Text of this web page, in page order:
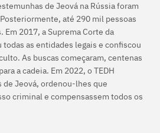
de Jeová na Rússia foram
até 290 mil pessoas
2017, a Suprema Corte da
todas as entidades legais e confiscou
As buscas começaram, centenas
a cadeia. Em 2022, o TEDH
de Jeová, ordenou-lhes que
criminal e compensassem todos os